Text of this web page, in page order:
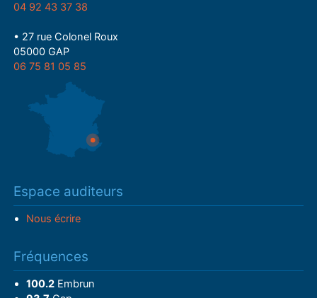
04 92 43 37 38
• 27 rue Colonel Roux
05000 GAP
06 75 81 05 85
Espace auditeurs
Nous écrire
Fréquences
100.2Embrun